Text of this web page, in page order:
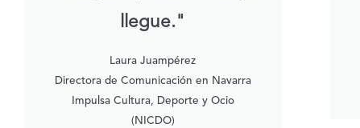
llegue."
Laura Juampérez
Directora de Comunicación en Navarra
Impulsa Cultura, Deporte y Ocio
(NICDO)